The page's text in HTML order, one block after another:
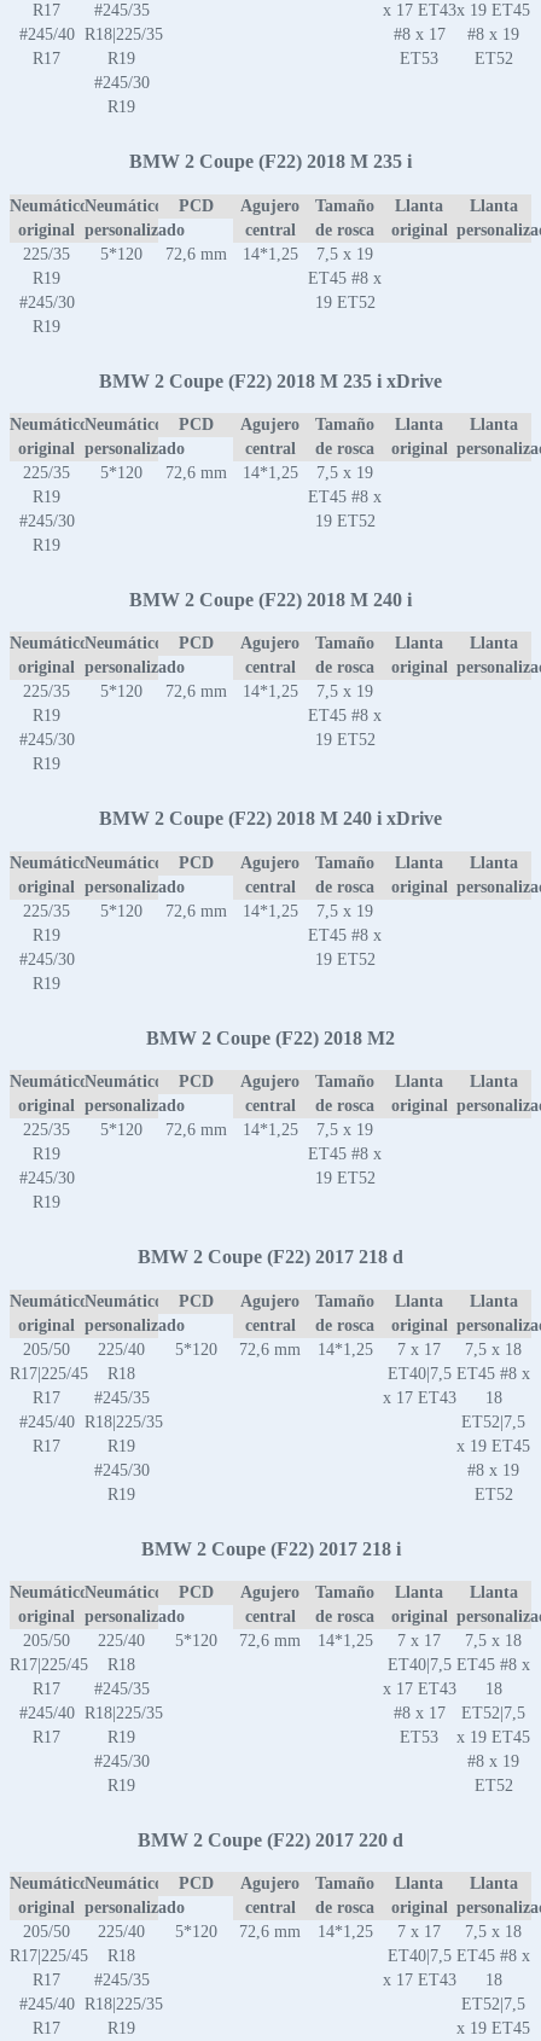
R17
#245/40
R17
#245/35
R18|225/35
R19
#245/30
R19
x 17 ET43
#8 x 17
ET53
x 19 ET45
#8 x 19
ET52
BMW 2 Coupe (F22) 2018 M 235 i
Neumático
original
Neumático
personalizado
PCD
Agujero
central
Tamaño
de rosca
Llanta
original
Llanta
225/35
R19
#245/30
R19
5*120 72,6 mm 14*1,25
7,5 x 19
ET45 #8 x
19 ET52
BMW 2 Coupe (F22) 2018 M 235 i xDrive
Neumático
original
Neumático
personalizado
PCD
Agujero
central
Tamaño
de rosca
Llanta
original
Llanta
225/35
R19
#245/30
R19
5*120 72,6 mm 14*1,25
7,5 x 19
ET45 #8 x
19 ET52
BMW 2 Coupe (F22) 2018 M 240 i
Neumático
original
Neumático
personalizado
PCD
Agujero
central
Tamaño
de rosca
Llanta
original
Llanta
225/35
R19
#245/30
R19
5*120 72,6 mm 14*1,25
7,5 x 19
ET45 #8 x
19 ET52
BMW 2 Coupe (F22) 2018 M 240 i xDrive
Neumático
original
Neumático
personalizado
PCD
Agujero
central
Tamaño
de rosca
Llanta
original
Llanta
225/35
R19
#245/30
R19
5*120 72,6 mm 14*1,25
7,5 x 19
ET45 #8 x
19 ET52
BMW 2 Coupe (F22) 2018 M2
Neumático
original
Neumático
personalizado
PCD
Agujero
central
Tamaño
de rosca
Llanta
original
Llanta
225/35
R19
#245/30
R19
5*120 72,6 mm 14*1,25
7,5 x 19
ET45 #8 x
19 ET52
BMW 2 Coupe (F22) 2017 218 d
Neumático
original
Neumático
personalizado
PCD
Agujero
central
Tamaño
de rosca
Llanta
original
Llanta
205/50
R17|225/45
R17
#245/40
R17
225/40
R18
#245/35
R18|225/35
R19
#245/30
R19
5*120 72,6 mm 14*1,25
7 x 17
ET40|7,5
x 17 ET43
7,5 x 18
ET45 #8 x
18
ET52|7,5
x 19 ET45
#8 x 19
ET52
BMW 2 Coupe (F22) 2017 218 i
Neumático
original
Neumático
personalizado
PCD
Agujero
central
Tamaño
de rosca
Llanta
original
Llanta
205/50
R17|225/45
R17
#245/40
R17
225/40
R18
#245/35
R18|225/35
R19
#245/30
R19
5*120 72,6 mm 14*1,25
7 x 17
ET40|7,5
x 17 ET43
#8 x 17
ET53
7,5 x 18
ET45 #8 x
18
ET52|7,5
x 19 ET45
#8 x 19
ET52
BMW 2 Coupe (F22) 2017 220 d
Neumático
original
Neumático
personalizado
PCD
Agujero
central
Tamaño
de rosca
Llanta
original
Llanta
205/50
R17|225/45
R17
#245/40
R17
225/40
R18
#245/35
R18|225/35
R19
5*120 72,6 mm 14*1,25
7 x 17
ET40|7,5
x 17 ET43
7,5 x 18
ET45 #8 x
18
ET52|7,5
x 19 ET45